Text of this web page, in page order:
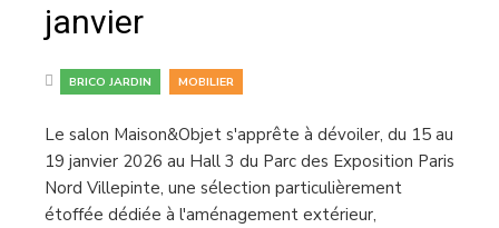
janvier
BRICO JARDIN MOBILIER
Le salon Maison&Objet s'apprête à dévoiler, du 15 au
19 janvier 2026 au Hall 3 du Parc des Exposition Paris
Nord Villepinte, une sélection particulièrement
étoffée dédiée à l'aménagement extérieur,